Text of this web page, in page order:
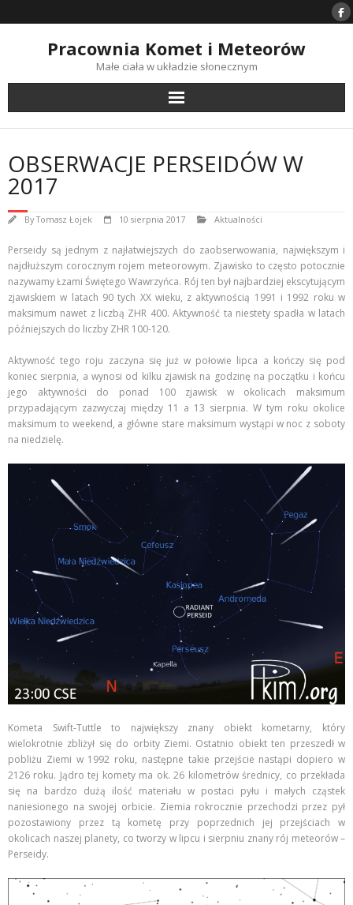
to
Pracownia Komet i Meteorów
Małe ciała w układzie słonecznym
OBSERWACJE PERSEIDÓW W
2017
ByTomasz Łojek 10 sierpnia 2017 Aktualności
Perseidy są jednym z najłatwiejszych do zaobserwowania, największym i
najdłuższym corocznym rojem meteorowym. Zjawisko to często potocznie
nazywamy Łzami Świętego Wawrzyńca. Rój ten był najbardziej ekscytującym
zjawiskiem w latach 90 tych XX wieku, z aktywnością 1991 i 1992 roku w
maksimum nawet z liczbą ZHR 400. Aktywność ta niestety spadła w latach
późniejszych do liczby ZHR 100-120.
Aktywność tego roju zaczyna się już w połowie lipca a kończy się pod
koniec sierpnia, a wynosi od kilku zjawisk na godzinę na początku i końcu
jego aktywności do ponad 100 zjawisk w okolicach maksimum
przypadającym zazwyczaj między 11 a 13 sierpnia. W tym roku okolice
maksimum to weekend, a główne stare maksimum wystąpi w noc z soboty
na niedzielę.
Kometa Swift-Tuttle to największy znany obiekt kometarny, który
wielokrotnie zbliżył się do orbity Ziemi. Ostatnio obiekt ten przeszedł w
pobliżu Ziemi w 1992 roku, następne takie przejście nastąpi dopiero w
2126 roku. Jądro tej komety ma ok. 26 kilometrów średnicy, co przekłada
się na bardzo dużą ilość materiału w postaci pyłu i małych cząstek
naniesionego na swojej orbicie. Ziemia rokrocznie przechodzi przez pył
pozostawiony przez tą kometę przy poprzednich jej przejściach w
okolicach naszej planety, co tworzy w lipcu i sierpniu znany rój meteorów –
Perseidy.